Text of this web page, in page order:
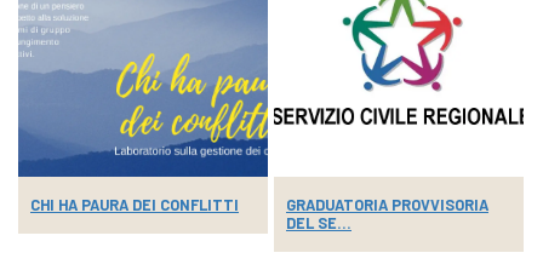
CHI HA PAURA DEI CONFLITTI
GRADUATORIA PROVVISORIA
DEL SE...